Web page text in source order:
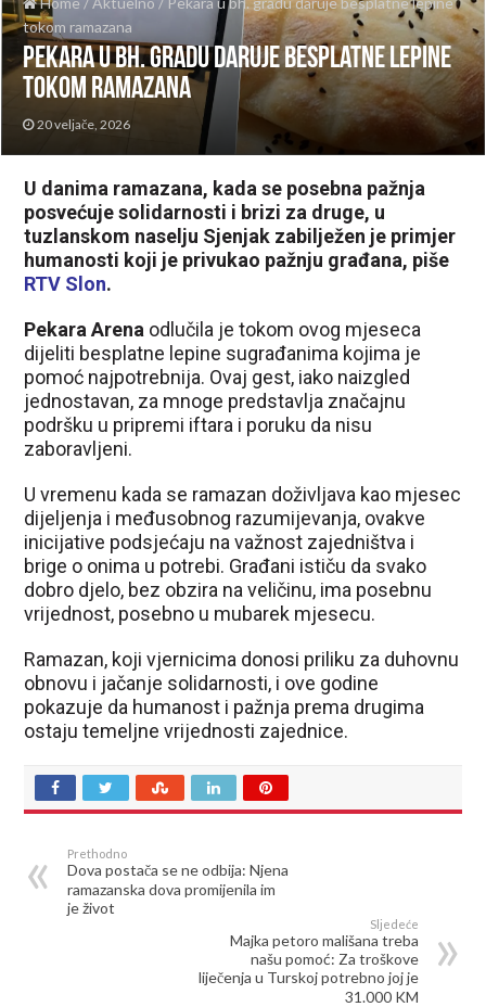
tokom ramazana
Pekara u bh. gradu daruje besplatne lepine
tokom ramazana
20 veljače, 2026
U danima ramazana, kada se posebna pažnja
posvećuje solidarnosti i brizi za druge, u
tuzlanskom naselju Sjenjak zabilježen je primjer
humanosti koji je privukao pažnju građana, piše
RTV Slon.
Pekara Arena odlučila je tokom ovog mjeseca
dijeliti besplatne lepine sugrađanima kojima je
pomoć najpotrebnija. Ovaj gest, iako naizgled
jednostavan, za mnoge predstavlja značajnu
podršku u pripremi iftara i poruku da nisu
zaboravljeni.
U vremenu kada se ramazan doživljava kao mjesec
dijeljenja i međusobnog razumijevanja, ovakve
inicijative podsjećaju na važnost zajedništva i
brige o onima u potrebi. Građani ističu da svako
dobro djelo, bez obzira na veličinu, ima posebnu
vrijednost, posebno u mubarek mjesecu.
Ramazan, koji vjernicima donosi priliku za duhovnu
obnovu i jačanje solidarnosti, i ove godine
pokazuje da humanost i pažnja prema drugima
ostaju temeljne vrijednosti zajednice.
Prethodno
Dova postača se ne odbija: Njena
ramazanska dova promijenila im
je život
Sljedeće
Majka petoro mališana treba
našu pomoć: Za troškove
liječenja u Turskoj potrebno joj je
31.000 KM